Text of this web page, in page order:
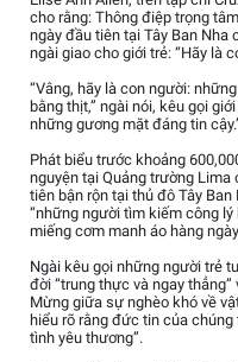
cho rằng: Thông điệp trọng
ngày đầu tiên tại Tây Ban
ngài giao cho giới trẻ: “Hãy là
“Vâng, hãy là con người:
bằng thịt,” ngài nói, kêu gọi
những gương mặt đáng tin
Phát biểu trước khoảng
nguyện tại Quảng trường
tiên bận rộn tại thủ đô Tây
“những người tìm kiếm công
miếng cơm manh áo hàng
Ngài kêu gọi những người trẻ
đời “trung thực và ngay
Mừng giữa sự nghèo khó về
hiểu rõ rằng đức tin của
tình yêu thương”.